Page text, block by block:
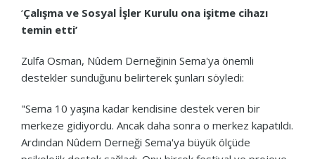
‘Çalışma ve Sosyal İşler Kurulu ona işitme cihazı
temin etti’
Zulfa Osman, Nûdem Derneğinin Sema'ya önemli
destekler sunduğunu belirterek şunları söyledi:
"Sema 10 yaşına kadar kendisine destek veren bir
merkeze gidiyordu. Ancak daha sonra o merkez kapatıldı.
Ardından Nûdem Derneği Sema'ya büyük ölçüde